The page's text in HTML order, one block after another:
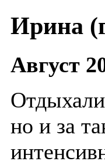
Ирина
Август
но и за